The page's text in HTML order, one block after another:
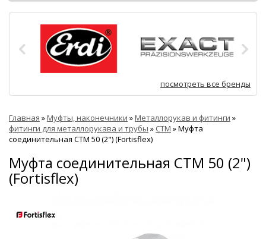
посмотреть все бренды
Главная »Муфты, наконечники »Металлорукав и фитинги »
фитинги для металлорукава и трубы » СТМ »Муфта
соединительная СТМ 50 (2") (Fortisflex)
Муфта соединительная СТМ 50 (2")
(Fortisflex)